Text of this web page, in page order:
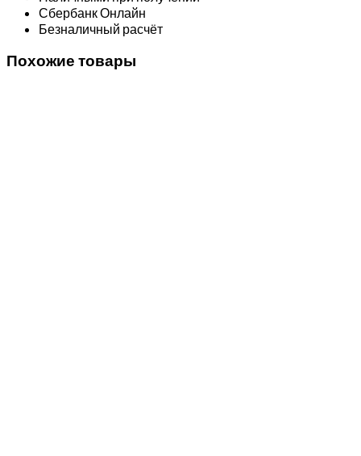
Сбербанк Онлайн
Безналичный расчёт
Похожие товары